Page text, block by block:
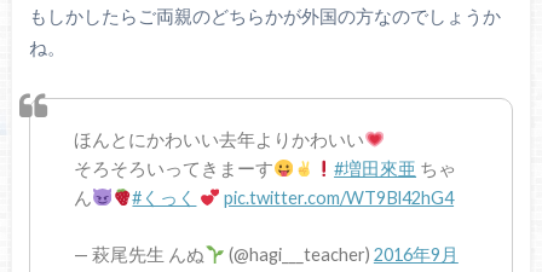
もしかしたらご両親のどちらかが外国の方なのでしょうか
ね。
ほんとにかわいい去年よりかわいい
そろそろいってきまーす
#増田來亜 ちゃ
ん
#くっく pic.twitter.com/WT9Bl42hG4
— 萩尾先生 んぬ (@hagi___teacher) 2016年9月